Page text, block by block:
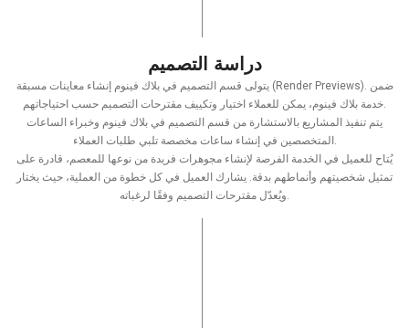
دراسة التصميم
يتولى قسم التصميم في بلاك فينوم إنشاء معاينات مسبقة (Render Previews). ضمن
يتم تنفيذ المشاريع بالاستشارة من قسم التصميم في بلاك فينوم وخبراء الساعات
المتخصصين في إنشاء ساعات مخصصة تلبي طلبات العملاء.
يُتاح للعميل في الخدمة الفرصة لإنشاء مجوهرات فريدة من نوعها للمعصم، قادرة على
تمثيل شخصيتهم وأنماطهم بدقة. يشارك العميل في كل خطوة من العملية، حيث يختار